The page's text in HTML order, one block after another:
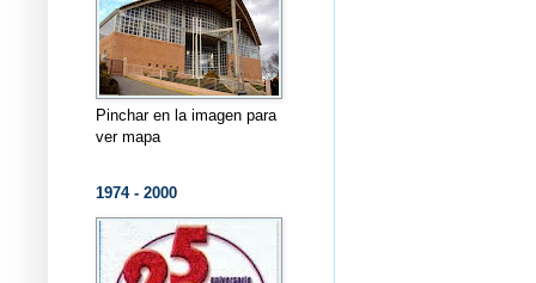
Pinchar en la imagen para
ver mapa
1974 - 2000